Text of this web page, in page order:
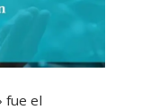
fue el